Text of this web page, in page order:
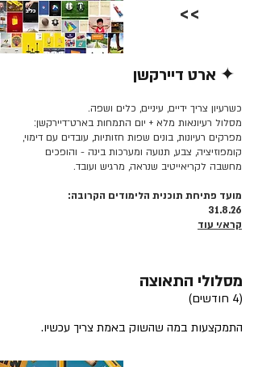
>>
✦ ארט דיירקשן
כשרעיון צריך ידיים, עיניים, כלים ושפה.
מסלול רעיונאות מלא + יום התמחות בארט־דיירקשן:
מפרקים רעיונות, בונים שפות חזותיות, עובדים עם דימוי,
קומפוזיציה, צבע, תנועה ומערכות בינה - והופכים
מחשבה לקריאייטיב שנראה, מרגיש ועובד.
מועד פתיחת תוכנית הלימודים הקרובה:
31.8.26
קרא/י עוד
מסלולי התאוצה
(4 חודשים)
התמקצעות במה שהשוק באמת צריך עכשיו.